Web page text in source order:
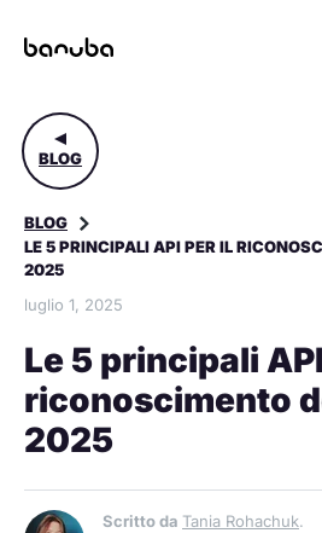
BLOG
BLOG
LE 5 PRINCIPALI API PER IL
2025
luglio 1, 2025
Le 5 principali
riconoscimento
2025
Scritto da Tania Rohachuk.